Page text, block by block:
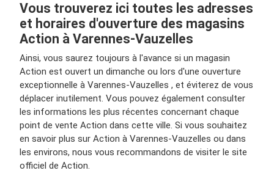
Vous trouverez ici toutes les adresses
et horaires d'ouverture des magasins
Action à Varennes-Vauzelles
Ainsi, vous saurez toujours à l'avance si un magasin
Action est ouvert un dimanche ou lors d'une ouverture
exceptionnelle à Varennes-Vauzelles , et éviterez de vous
déplacer inutilement. Vous pouvez également consulter
les informations les plus récentes concernant chaque
point de vente Action dans cette ville. Si vous souhaitez
en savoir plus sur Action à Varennes-Vauzelles ou dans
les environs, nous vous recommandons de visiter le site
officiel de Action.